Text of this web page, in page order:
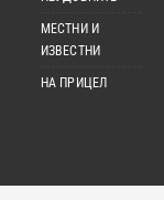
МЕСТНИ И
ИЗВЕСТНИ
НА ПРИЦЕЛ